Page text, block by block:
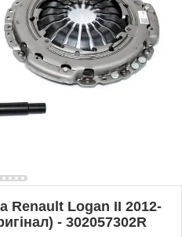
Renault Logan II 2012-
- 302057302R